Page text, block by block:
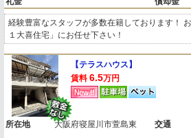
経験豊富なスタッフが多数在籍しております！
１大喜住宅」にお任せ下さい！
【テラスハウス】
賃料 6.5万円
所在地 大阪府寝屋川市萱島東 交通